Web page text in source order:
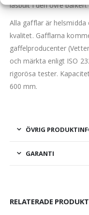
låsbult i den övre balken.
Alla gafflar är
kvalitet. Gafflarna
gaffelproducenter
och märkta enligt ISO
rigorösa tester.
600 mm.
ÖVRIG
GARANTI
RELATERADE